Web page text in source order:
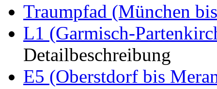
Traumpfad (München
L1 (Garmisch-
Detailbeschreibung
E5 (Oberstdorf bis